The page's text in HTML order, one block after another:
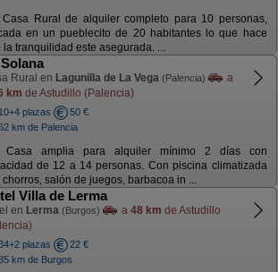
Casa Rural de alquiler completo para 10 personas,
en un pueblecito de 20 habitantes lo que hace
la tranquilidad este asegurada. ...
Rural en Lagunilla de La Vega (Palencia)
a
km de Astudillo (Palencia)
10+4 plazas
50 €
km de Palencia
Casa amplia para alquiler mínimo 2 días con
de 12 a 14 personas. Con piscina climatizada
chorros, salón de juegos, barbacoa in ...
Villa de Lerma
en Lerma (Burgos) a 48 km de Astudillo
plazas
22 €
km de Burgos